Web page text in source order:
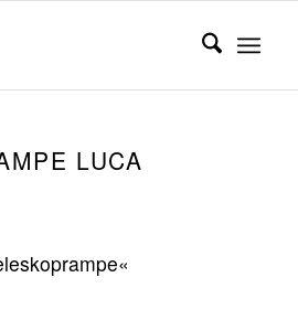
LUCA